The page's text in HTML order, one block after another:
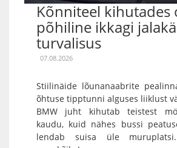
Kõnniteel kihutades
põhiline ikkagi
turvalisus
07.08.2026
Stiilinäide lõunanaabrite
õhtuse tipptunni alguses liiklust
BMW juht kihutab teistest
kaudu, kuid nähes bussi
lendab suisa üle